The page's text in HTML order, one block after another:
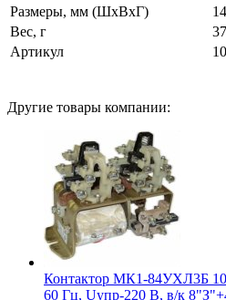
Размеры, мм (ШхВхГ)
Вес, г
Артикул
Другие товары компании:
Контактор МК1-84УХЛ3Б
60 Гц, Uупр-220 В, в/к